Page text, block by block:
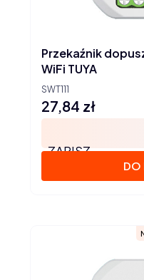
SWT111
Przekaźnik
WiFi TUYA
Cena
27,84 zł
ZAPISZ
DO